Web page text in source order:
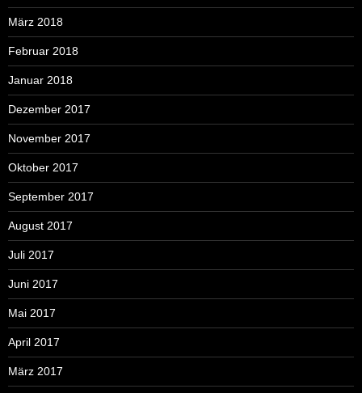
März 2018
Februar 2018
Januar 2018
Dezember 2017
November 2017
Oktober 2017
September 2017
August 2017
Juli 2017
Juni 2017
Mai 2017
April 2017
März 2017